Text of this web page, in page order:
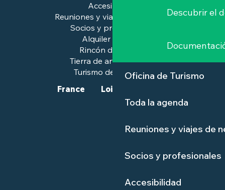
Descubrir el
Oficina de Turismo
Toda la agenda
Reuniones y viajes de
Socios y profesionales
Accesibilidad
Accesibilidad
Reuniones y viajes de negocios
Socios y profesionales
Alquiler de salas
Rincón de prensa
Tierra de arte e historia
Turismo de calidad™.
France
Loire-Atlantique